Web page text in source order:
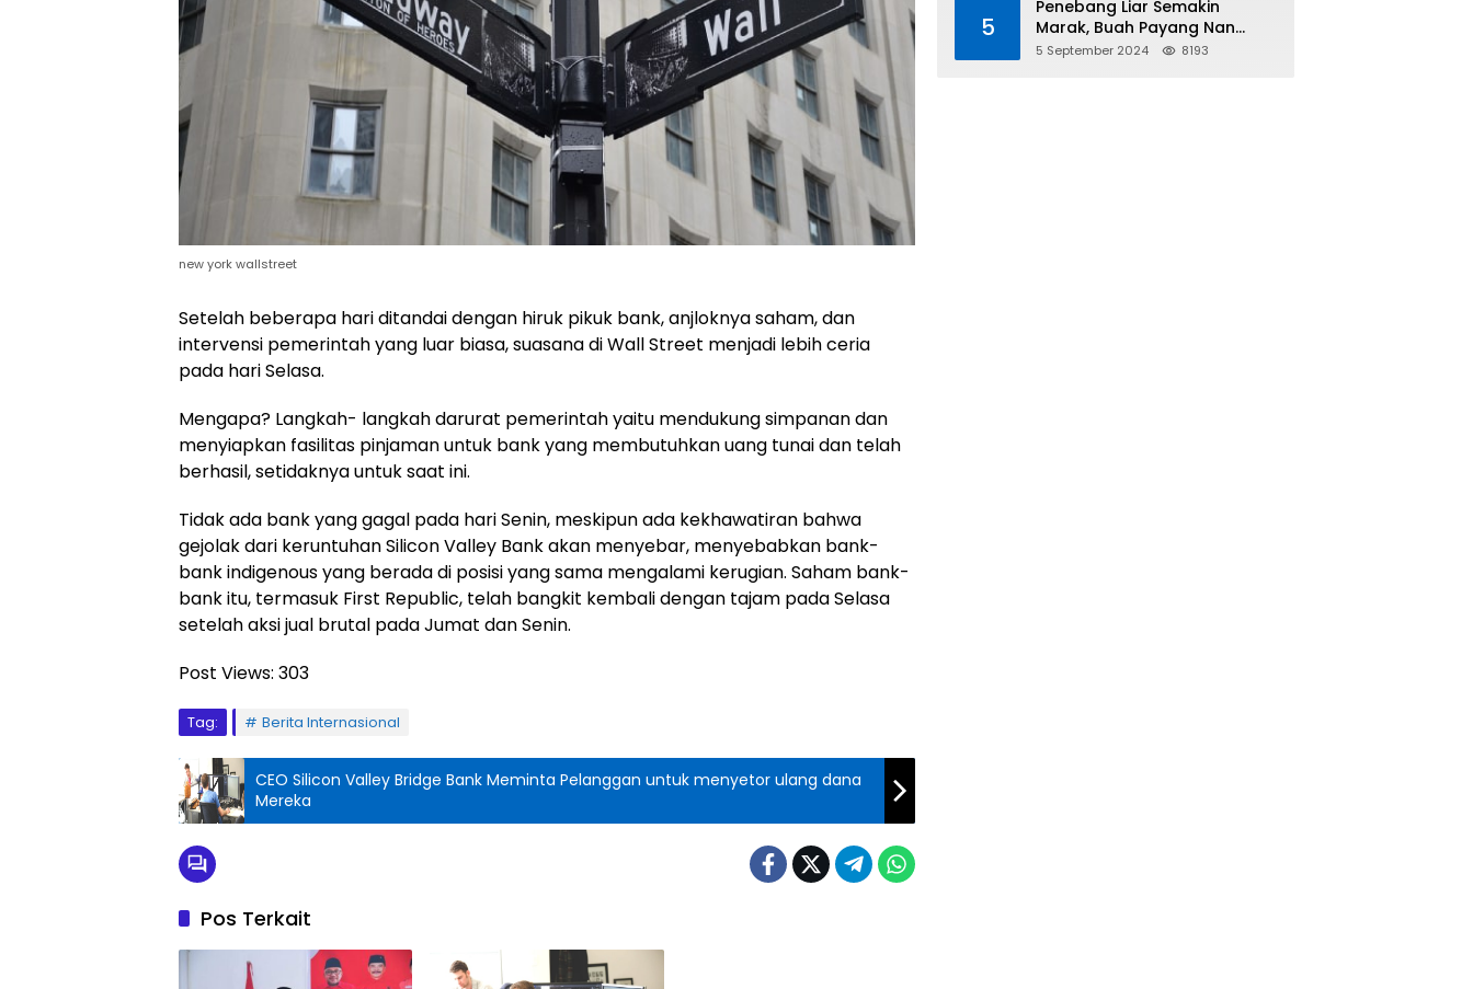
new york wallstreet
Setelah beberapa hari ditandai dengan hiruk pikuk bank, anjloknya saham, dan
intervensi pemerintah yang luar biasa, suasana di Wall Street menjadi lebih ceria
pada hari Selasa.
Mengapa? Langkah- langkah darurat pemerintah yaitu mendukung simpanan dan
menyiapkan fasilitas pinjaman untuk bank yang membutuhkan uang tunai dan telah
berhasil, setidaknya untuk saat ini.
Tidak ada bank yang gagal pada hari Senin, meskipun ada kekhawatiran bahwa
gejolak dari keruntuhan Silicon Valley Bank akan menyebar, menyebabkan bank-
bank indigenous yang berada di posisi yang sama mengalami kerugian. Saham bank-
bank itu, termasuk First Republic, telah bangkit kembali dengan tajam pada Selasa
setelah aksi jual brutal pada Jumat dan Senin.
Post Views: 303
Tag: Berita Internasional
CEO Silicon Valley Bridge Bank Meminta Pelanggan untuk menyetor ulang dana
Mereka
Pos Terkait
5
Penebang Liar Semakin
Marak, Buah Payang Nan
Langka Pun Jadi Targetnya
5 September 2024 8193